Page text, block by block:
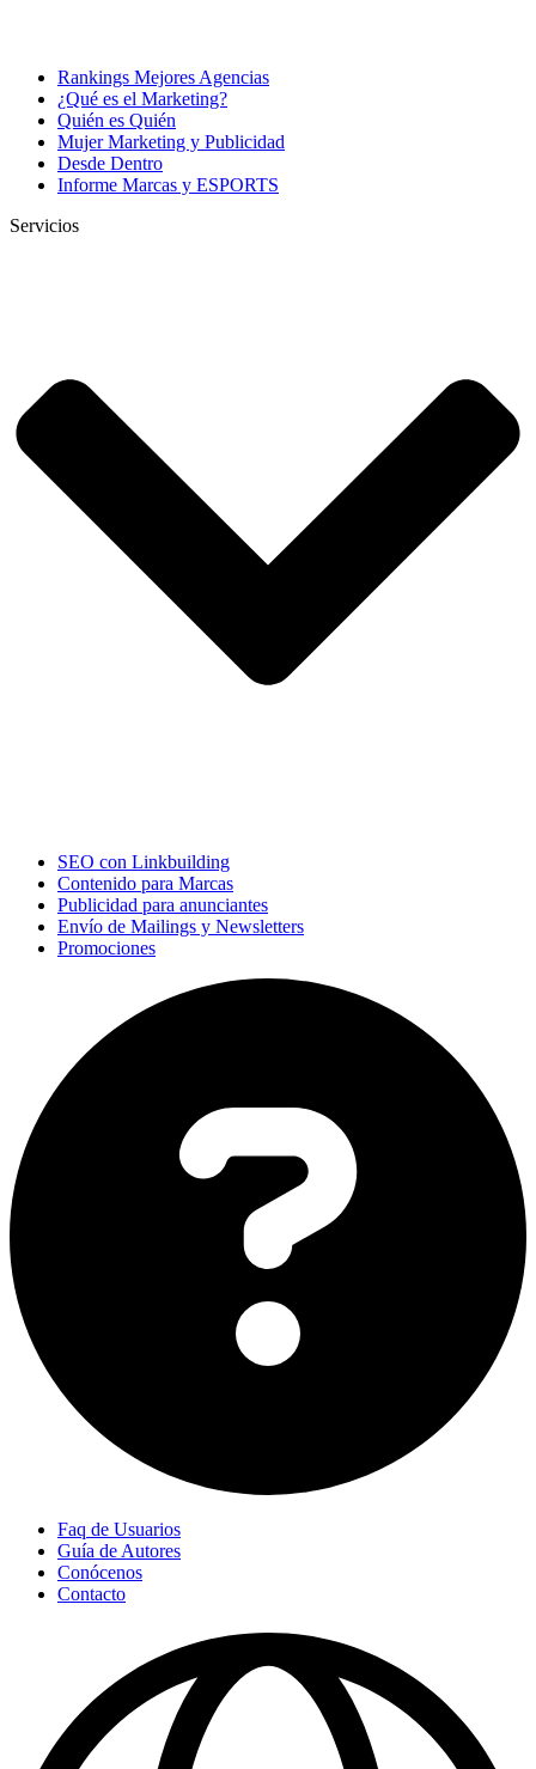
Rankings Mejores Agencias
¿Qué es el Marketing?
Quién es Quién
Mujer Marketing y Publicidad
Desde Dentro
Informe Marcas y ESPORTS
Servicios
SEO con Linkbuilding
Contenido para Marcas
Publicidad para anunciantes
Envío de Mailings y Newsletters
Promociones
Faq de Usuarios
Guía de Autores
Conócenos
Contacto